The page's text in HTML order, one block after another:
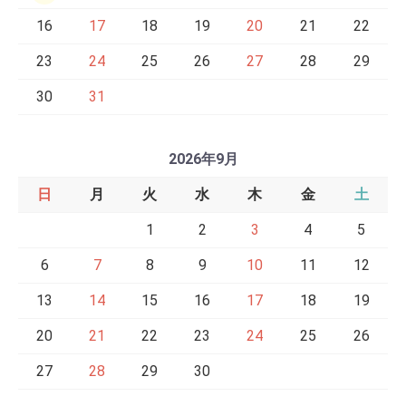
16 17 18 19 20 21 22
23 24 25 26 27 28 29
30 31
2026年9月
日 月 火 水 木 金 土
1 2 3 4 5
6 7 8 9 10 11 12
13 14 15 16 17 18 19
20 21 22 23 24 25 26
27 28 29 30